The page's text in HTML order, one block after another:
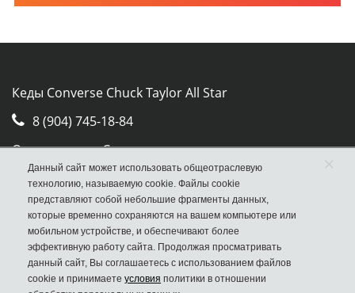
Кеды Converse Chuck Taylor All Star
8 (904) 745-18-84
Отдел продаж Converse
Москва, ул. Авиамоторная, д.50, стр. 2, оф. 30
Данный сайт может использовать общеотраслевую
технологию, называемую cookie. Файлы cookie
представляют собой небольшие фрагменты данных,
которые временно сохраняются на вашем компьютере или
мобильном устройстве, и обеспечивают более
эффективную работу сайта. Продолжая просматривать
данный сайт, Вы соглашаетесь с использованием файлов
cookie и принимаете условия политики в отношении
×